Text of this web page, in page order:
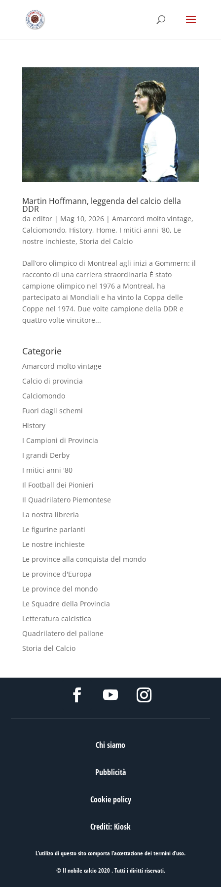
Martin Hoffmann, leggenda del calcio della
DDR
da editor| Mag 10, 2026| Amarcord molto vintage,
Calciomondo, History, Home, I mitici anni '80, Le
nostre inchieste, Storia del Calcio
Dall’oro olimpico di Montreal agli inizi a Gommern: il
racconto di una carriera straordinaria È stato
campione olimpico nel 1976 a Montreal, ha
partecipato ai Mondiali e ha vinto la Coppa delle
Coppe nel 1974. Due volte campione della DDR e
quattro volte vincitore...
Categorie
Amarcord molto vintage
Calcio di provincia
Calciomondo
Fuori dagli schemi
History
I Campioni di Provincia
I grandi Derby
I mitici anni '80
Il Football dei Pionieri
Il Quadrilatero Piemontese
La nostra libreria
Le figurine parlanti
Le nostre inchieste
Le province alla conquista del mondo
Le province d'Europa
Le province del mondo
Le Squadre della Provincia
Letteratura calcistica
Quadrilatero del pallone
Storia del Calcio
Chi siamo
Pubblicità
Cookie policy
Crediti: Kiosk
L’utilizo di questo sito comporta l’accettazione deitermini d’uso.
© Il nobile calcio 2020 . Tutti i diritti riservati.